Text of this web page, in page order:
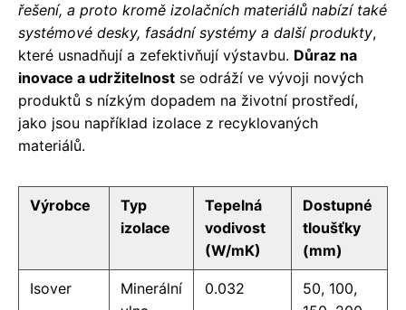
řešení, a proto kromě izolačních materiálů nabízí také
systémové desky, fasádní systémy a další produkty,
které usnadňují a zefektivňují výstavbu. Důraz na
inovace a udržitelnost se odráží ve vývoji nových
produktů s nízkým dopadem na životní prostředí,
jako jsou například izolace z recyklovaných
materiálů.
Výrobce
Typ
izolace
Tepelná
vodivost
(W/mK)
Dostupné
tloušťky
(mm)
Isover
Minerální
0.032
50, 100,